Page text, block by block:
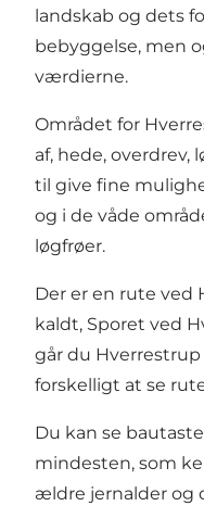
landskab og dets
bebyggelse, men
værdierne.
Området for
af, hede, overdrev,
til give fine
og i de våde
løgfrøer.
Der er en rute ved
kaldt, Sporet ved
går du
forskelligt at se
Du kan se
mindesten, som
ældre jernalder og